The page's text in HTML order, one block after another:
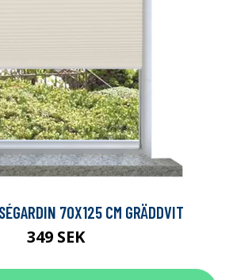
70X125 CM GRÄDDVIT
349 SEK